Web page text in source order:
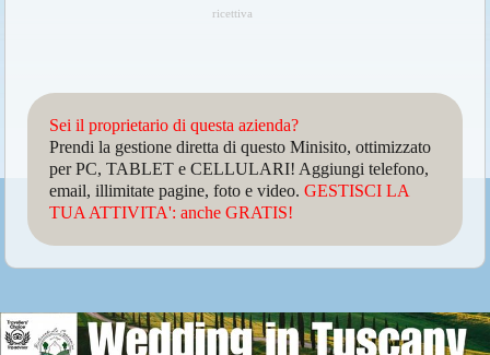
ricettiva
Sei il proprietario di questa azienda?
Prendi la gestione diretta di questo Minisito, ottimizzato
per PC, TABLET e CELLULARI! Aggiungi telefono,
email, illimitate pagine, foto e video.GESTISCI LA
TUA ATTIVITA': anche GRATIS!